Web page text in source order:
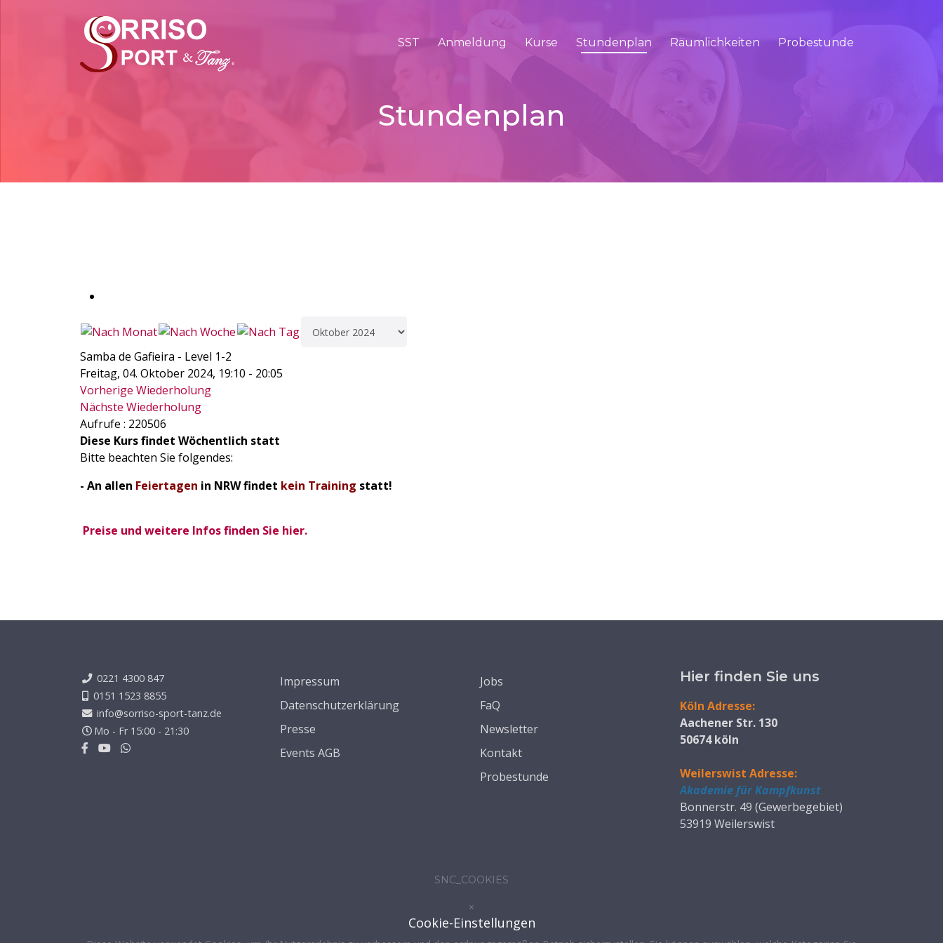
SST Anmeldung Kurse Stundenplan Räumlichkeiten Probestunde
Stundenplan
Samba de Gafieira - Level 1-2
Freitag, 04. Oktober 2024, 19:10 - 20:05
Vorherige Wiederholung
Nächste Wiederholung
Aufrufe : 220506
Diese Kurs findet Wöchentlich statt
Bitte beachten Sie folgendes:
- An allen Feiertagen in NRW findet kein Training statt!
Preise und weitere Infos finden Sie hier.
0221 4300 847
0151 1523 8855
info@sorriso-sport-tanz.de
Mo - Fr 15:00 - 21:30
Impressum
Datenschutzerklärung
Presse
Events AGB
Jobs
FaQ
Newsletter
Kontakt
Probestunde
Hier finden Sie uns
Köln Adresse:
Aachener Str. 130
50674 köln
Weilerswist Adresse:
Akademie für Kampfkunst
Bonnerstr. 49 (Gewerbegebiet)
53919 Weilerswist
SNC_COOKIES
×
Cookie-Einstellungen